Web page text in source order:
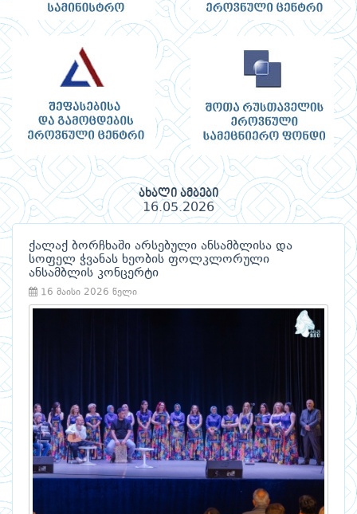
ახალი ამბები
16.05.2026
ქალაქ ბორჩხაში არსებული ანსამბლისა და
სოფელ ჭვანას ხეობის ფოლკლორული
ანსამბლის კონცერტი
16 მაისი 2026 წელი